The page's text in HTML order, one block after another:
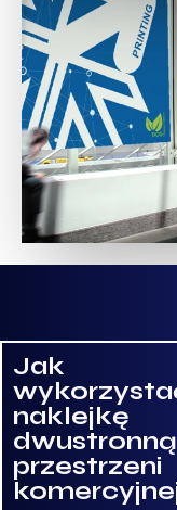
Jak
naklejkę
przestrzeni